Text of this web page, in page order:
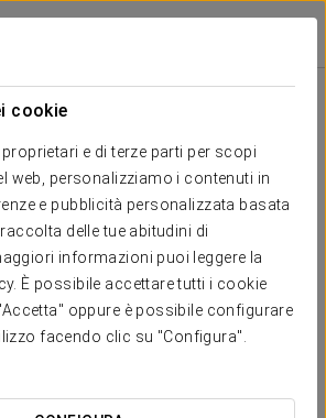
cookie
e di terze parti per scopi
web, personalizziamo i contenuti in
e pubblicità personalizzata basata
delle tue abitudini di
informazioni puoi leggere la
È possibile accettare tutti i cookie
oppure è possibile configurare
facendo clic su "Configura".
Suites